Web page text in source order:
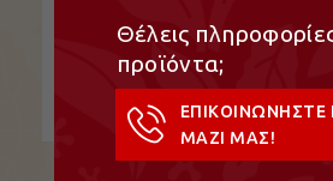
Σκόρδο Σκόνη,
Θέλεις
προϊόντα;
ΕΠΙΚΟΙΝΩΝΗΣΤΕ
ΜΑΖΙ ΜΑΣ!